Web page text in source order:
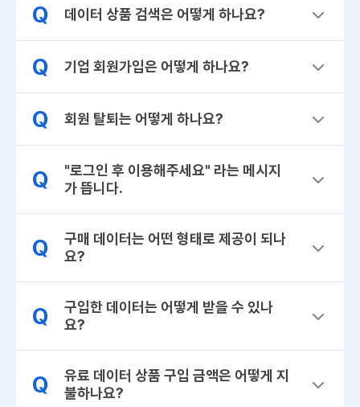
Q 데이터 상품 검색은 어떻게 하나요?
Q 기업 회원가입은 어떻게 하나요?
Q 회원 탈퇴는 어떻게 하나요?
Q
"로그인 후 이용해주세요" 라는 메시지
가 뜹니다.
Q
구매 데이터는 어떤 형태로 제공이 되나
요?
Q
구입한 데이터는 어떻게 받을 수 있나
요?
Q
유료 데이터 상품 구입 금액은 어떻게 지
불하나요?